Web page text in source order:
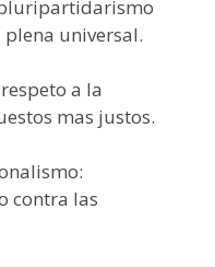
universal.
a la
mas justos.
contra las